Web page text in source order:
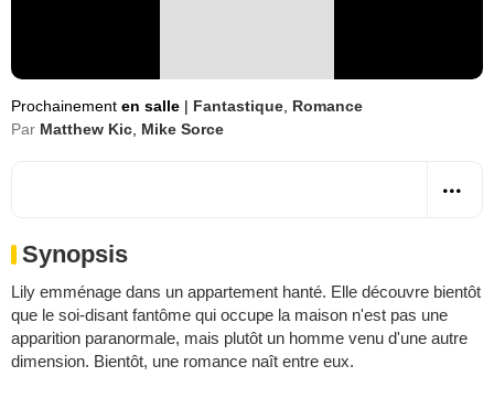
Prochainement en salle | Fantastique Romance
Par Matthew Kic Mike Sorce
Synopsis
Lily emménage dans un appartement hanté. Elle découvre bientôt
que le soi-disant fantôme qui occupe la maison n'est pas une
apparition paranormale, mais plutôt un homme venu d'une autre
dimension. Bientôt, une romance naît entre eux.